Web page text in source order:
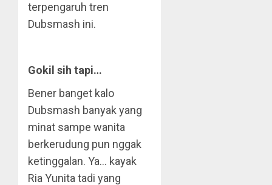
terpengaruh tren
Dubsmash ini.
Gokil sih tapi…
Bener banget kalo
Dubsmash banyak yang
minat sampe wanita
berkerudung pun nggak
ketinggalan. Ya… kayak
Ria Yunita tadi yang